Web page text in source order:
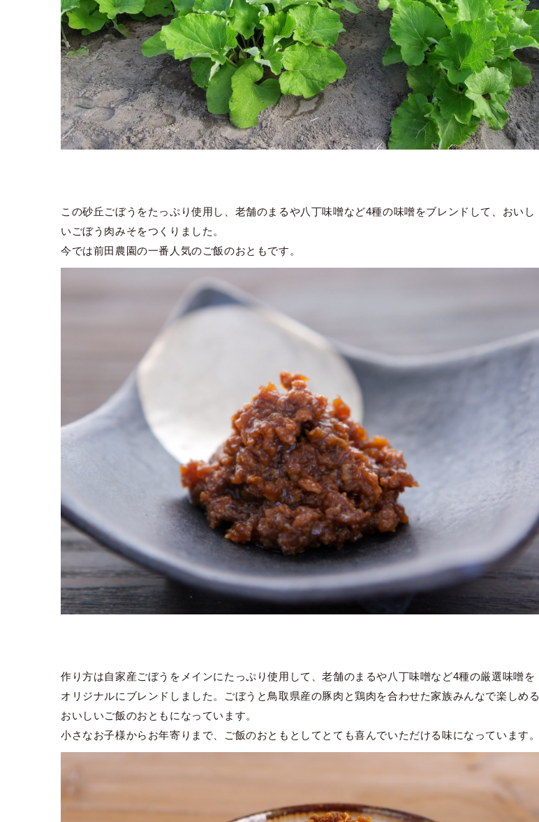
この砂丘ごぼうをたっぷり使用し、老舗のまるや八丁味噌など4種の味噌をブレンドして、おいし
いごぼう肉みそをつくりました。
今では前田農園の一番人気のご飯のおともです。
作り方は自家産ごぼうをメインにたっぷり使用して、老舗のまるや八丁味噌など4種の厳選味噌を
オリジナルにブレンドしました。ごぼうと鳥取県産の豚肉と鶏肉を合わせた家族みんなで楽しめる
おいしいご飯のおともになっています。
小さなお子様からお年寄りまで、ご飯のおともとしてとても喜んでいただける味になっています。